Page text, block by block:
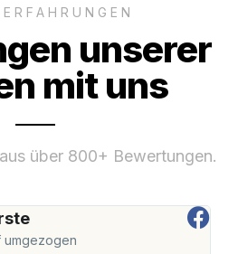
unserer
mit uns
aus über 800+ Bewertungen.
umgezogen